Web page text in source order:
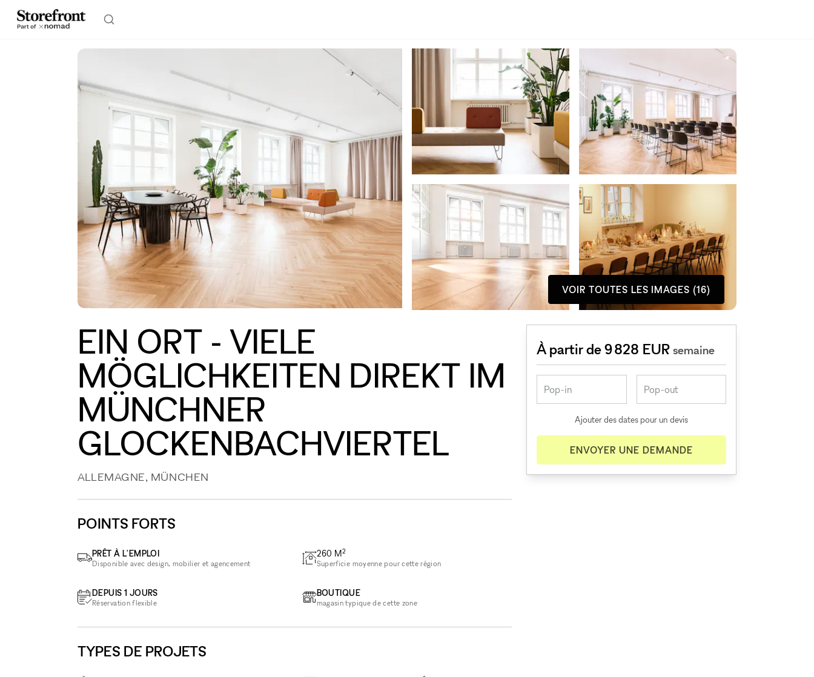
VOIR TOUTES LES IMAGES (16)
EIN ORT - VIELE
MÖGLICHKEITEN DIREKT IM
MÜNCHNER
GLOCKENBACHVIERTEL
ALLEMAGNE, MÜNCHEN
POINTS FORTS
PRÊT À L'EMPLOI
Disponible avec design, mobilier et agencement
DEPUIS 1 JOURS
Réservation flexible
260 M2
Superficie moyenne pour cette région
BOUTIQUE
magasin typique de cette zone
TYPES DE PROJETS
À partir de 9 828 EURsemaine
Ajouter des dates pour un devis
ENVOYER UNE DEMANDE